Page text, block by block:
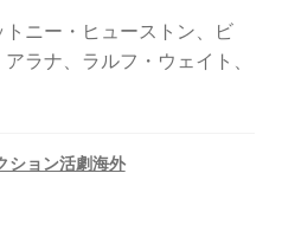
ニー・ヒューストン、ビ
ラナ、ラルフ・ウェイト、
ション活劇海外